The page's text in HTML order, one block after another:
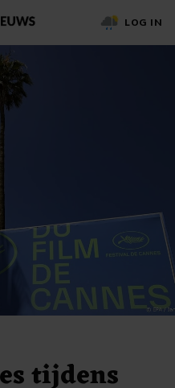
LOG IN
tijdens